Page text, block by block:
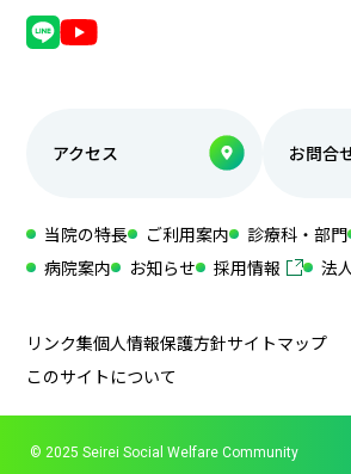
アクセス お問合
当院の特長 ご利用案内 診療科・部門
病院案内
お知らせ 採用情報 法
リンク集個人情報保護方針サイトマップ
このサイトについて
© 2025 Seirei Social Welfare Community